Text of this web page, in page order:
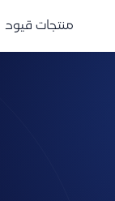
منتجات قيود